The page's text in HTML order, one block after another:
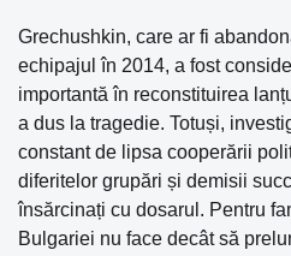
Grechushkin, care ar fi
echipajul în 2014, a fost
importantă în reconstituirea
a dus la tragedie. Totuși,
constant de lipsa cooperării
diferitelor grupări și demisii
însărcinați cu dosarul. Pentru
Bulgariei nu face decât să